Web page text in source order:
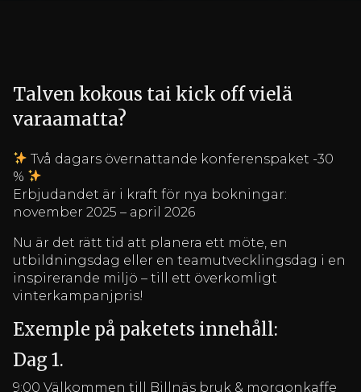
Talven kokous tai kick off vielä
varaamatta?
Två dagars övernattande konferenspaket -30
%
Erbjudandet är i kraft för nya bokningar:
november 2025 – april 2026
Nu är det rätt tid att planera ett möte, en
utbildningsdag eller en teamutvecklingsdag i en
inspirerande miljö – till ett överkomligt
vinterkampanjpris!
Exemple på paketets innehåll:
Dag 1.
9:00 Välkommen till Billnäs bruk & morgonkaffe